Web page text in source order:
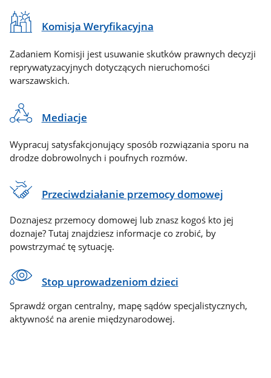
Komisja Weryfikacyjna
Zadaniem Komisji jest usuwanie skutków prawnych decyzji
reprywatyzacyjnych dotyczących nieruchomości
warszawskich.
Mediacje
Wypracuj satysfakcjonujący sposób rozwiązania sporu na
drodze dobrowolnych i poufnych rozmów.
Przeciwdziałanie przemocy domowej
Doznajesz przemocy domowej lub znasz kogoś kto jej
doznaje? Tutaj znajdziesz informacje co zrobić, by
powstrzymać tę sytuację.
Stop uprowadzeniom dzieci
Sprawdź organ centralny, mapę sądów specjalistycznych,
aktywność na arenie międzynarodowej.